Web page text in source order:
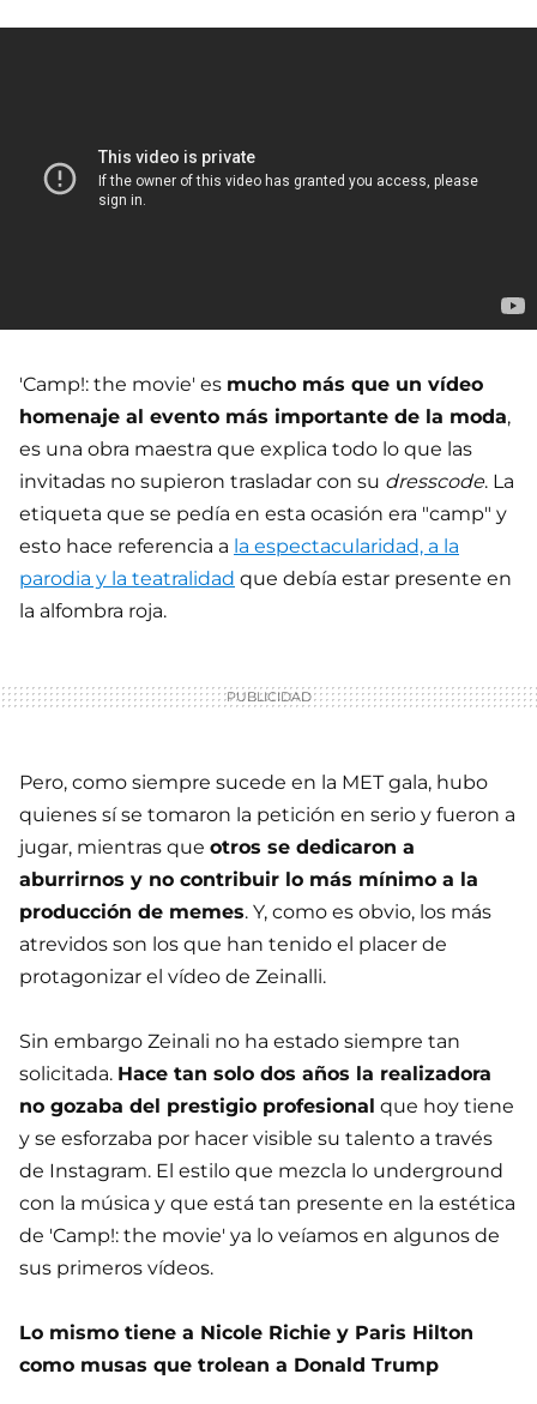
'Camp!: the movie' es mucho más que un vídeo
homenaje al evento más importante de la moda,
es una obra maestra que explica todo lo que las
invitadas no supieron trasladar con su dresscode. La
etiqueta que se pedía en esta ocasión era "camp" y
esto hace referencia a la espectacularidad, a la
parodia y la teatralidad que debía estar presente en
la alfombra roja.
Pero, como siempre sucede en la MET gala, hubo
quienes sí se tomaron la petición en serio y fueron a
jugar, mientras que otros se dedicaron a
aburrirnos y no contribuir lo más mínimo a la
producción de memes. Y, como es obvio, los más
atrevidos son los que han tenido el placer de
protagonizar el vídeo de Zeinalli.
Sin embargo Zeinali no ha estado siempre tan
solicitada. Hace tan solo dos años la realizadora
no gozaba del prestigio profesional que hoy tiene
y se esforzaba por hacer visible su talento a través
de Instagram. El estilo que mezcla lo underground
con la música y que está tan presente en la estética
de 'Camp!: the movie' ya lo veíamos en algunos de
sus primeros vídeos.
Lo mismo tiene a Nicole Richie y Paris Hilton
como musas que trolean a Donald Trump